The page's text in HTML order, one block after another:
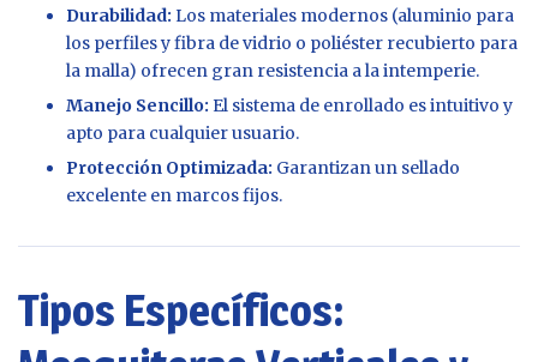
Durabilidad: Los materiales modernos (aluminio para
los perfiles y fibra de vidrio o poliéster recubierto para
la malla) ofrecen gran resistencia a la intemperie.
Manejo Sencillo: El sistema de enrollado es intuitivo y
apto para cualquier usuario.
Protección Optimizada: Garantizan un sellado
excelente en marcos fijos.
Tipos Específicos: